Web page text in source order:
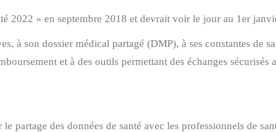
2022 » en septembre 2018 et devrait voir le jour au 1er
à son dossier médical partagé (DMP), à ses constantes de
et à des outils permettant des échanges sécurisés
partage des données de santé avec les professionnels de